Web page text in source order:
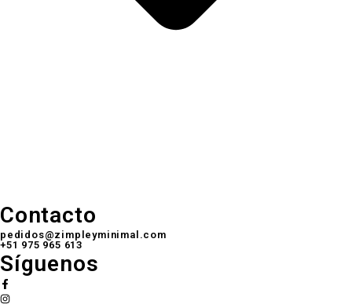
Contacto
pedidos@zimpleyminimal.com
+51 975 965 613
Síguenos